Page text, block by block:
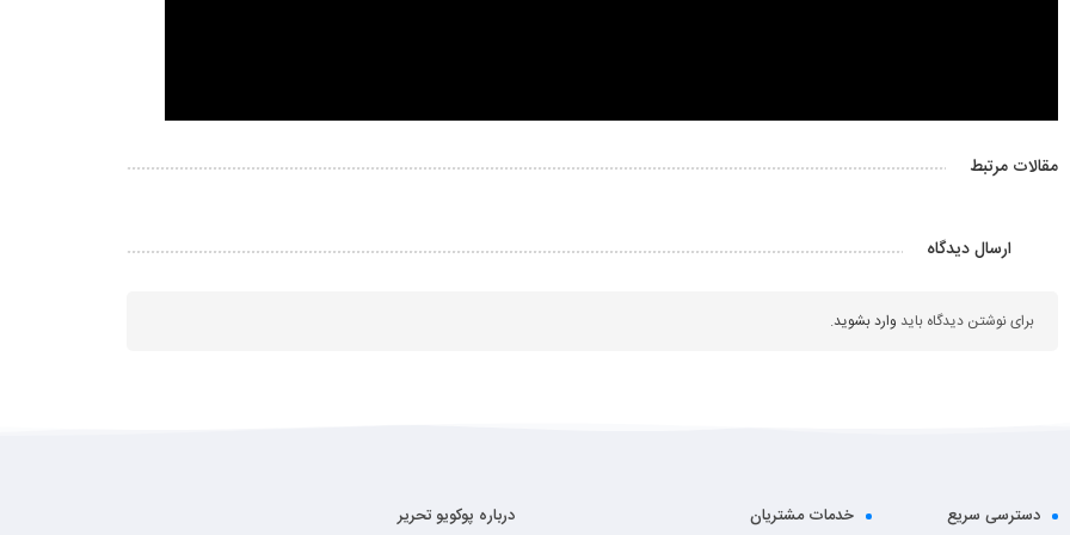
مقالات مرتبط
ارسال دیدگاه
برای نوشتن دیدگاه باید وارد بشوید.
دسترسی سریع خدمات مشتریان درباره پوکویو تحریر